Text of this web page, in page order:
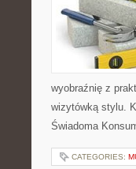
wyobraźnię z
wizytówką stylu.
Świadoma
CATEGORIES: